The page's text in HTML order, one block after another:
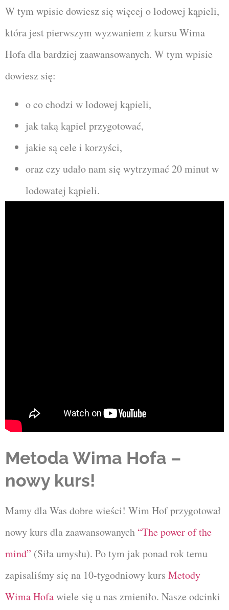
W tym wpisie dowiesz się więcej o lodowej kąpieli,
która jest pierwszym wyzwaniem z kursu Wima
Hofa dla bardziej zaawansowanych. W tym wpisie
dowiesz się:
o co chodzi w lodowej kąpieli,
jak taką kąpiel przygotować,
jakie są cele i korzyści,
oraz czy udało nam się wytrzymać 20 minut w
lodowatej kąpieli.
Metoda Wima Hofa –
nowy kurs!
Mamy dla Was dobre wieści! Wim Hof przygotował
nowy kurs dla zaawansowanych “The power of the
mind” (Siła umysłu). Po tym jak ponad rok temu
zapisaliśmy się na 10-tygodniowy kurs Metody
Wima Hofawiele się u nas zmieniło. Nasze odcinki